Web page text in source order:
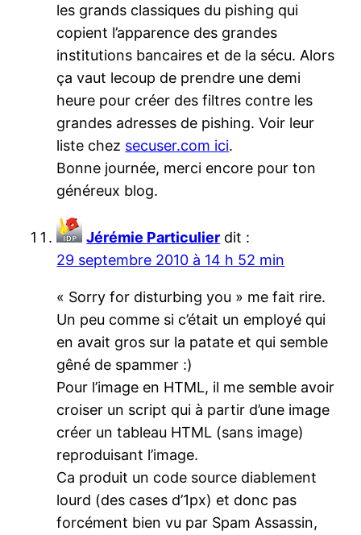
les grands classiques du pishing qui
copient l’apparence des grandes
institutions bancaires et de la sécu. Alors
ça vaut lecoup de prendre une demi
heure pour créer des filtres contre les
grandes adresses de pishing. Voir leur
liste chez secuser.com ici.
Bonne journée, merci encore pour ton
généreux blog.
Jérémie Particulier dit :
29 septembre 2010 à 14 h 52 min
« Sorry for disturbing you » me fait rire.
Un peu comme si c’était un employé qui
en avait gros sur la patate et qui semble
gêné de spammer :)
Pour l’image en HTML, il me semble avoir
croiser un script qui à partir d’une image
créer un tableau HTML (sans image)
reproduisant l’image.
Ca produit un code source diablement
lourd (des cases d’1px) et donc pas
forcément bien vu par Spam Assassin,